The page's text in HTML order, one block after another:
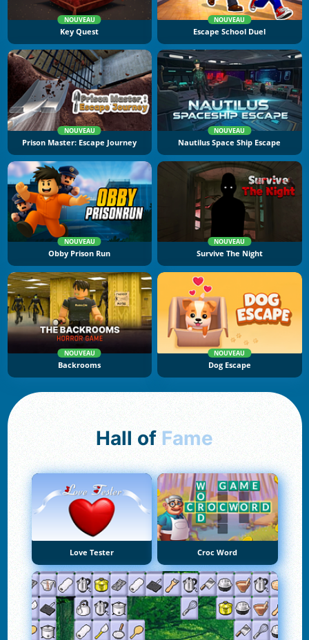
NOUVEAU
Key Quest
NOUVEAU
Escape School Duel
NOUVEAU
Prison Master: Escape Journey
NOUVEAU
Nautilus Space Ship Escape
NOUVEAU
Obby Prison Run
NOUVEAU
Survive The Night
NOUVEAU
Backrooms
NOUVEAU
Dog Escape
Hall of Fame
Love Tester Croc Word